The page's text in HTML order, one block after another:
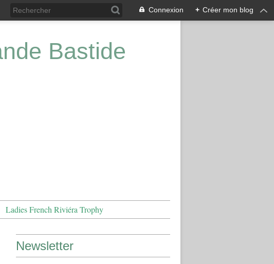
Connexion + Créer mon blog
Bastide
Ladies French Riviéra Trophy
Newsletter